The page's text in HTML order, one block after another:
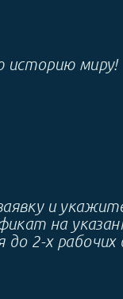
историю миру!
и
на
2-х рабочих